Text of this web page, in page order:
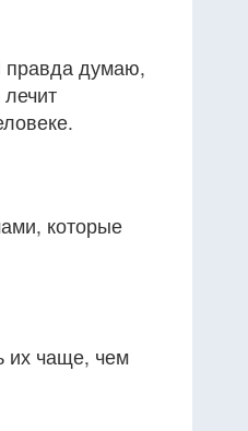
правда думаю,
которые
их чаще, чем